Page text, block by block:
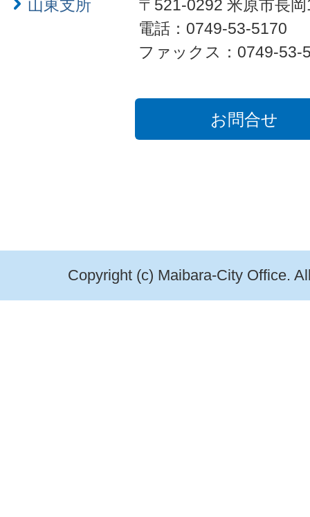
山東支所
〒521-0292 米原市長
電話：0749-53-5170
ファックス：0749-53-
お問合せ
Copyright (c) Maibara-City Office.